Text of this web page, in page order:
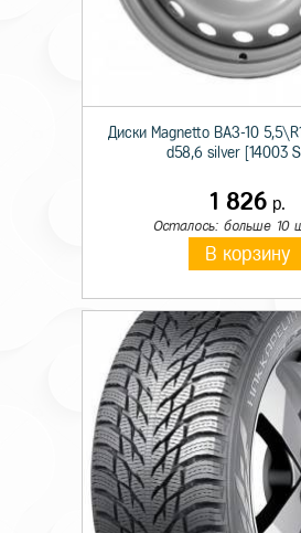
Технические характеристики
Шипы
Индекс нагрузки
Диски Magnetto ВАЗ-10
d58,6 silver [14003 S
1 826р.
Осталось: больше 10
В корзину